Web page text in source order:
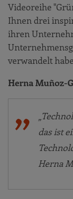
Videoreihe
Ihnen drei
ihren
verwandelt
Herna Muñoz-
das ist
Herna